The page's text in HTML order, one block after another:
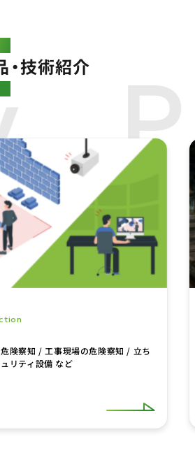
・技術紹介
険察知 / 工事現場の危険察知 / 立ち
リティ設備 など